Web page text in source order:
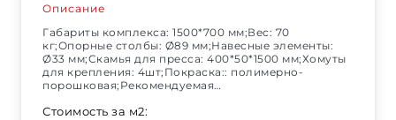
Описание
Габариты комплекса: 1500*700 мм;Вес: 70
кг;Опорные столбы: Ø89 мм;Навесные элементы:
Ø33 мм;Скамья для пресса: 400*50*1500 мм;Хомуты
для крепления: 4шт;Покраска:: полимерно-
порошковая;Рекомендуемая…
Стоимость за м2: